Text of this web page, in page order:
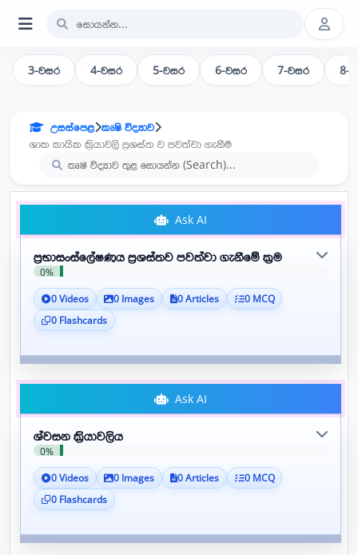
3-වසර 4-වසර 5-වසර 6-වසර 7-වසර 8-
උසස්පෙළ කෘෂි විද්‍යාව
ශාක කායික ක්‍රියාවලි ප්‍රශස්ත ව පවත්වා ගැනීම
Ask AI
ප්‍රභාසංස්ලේෂණය ප්‍රශස්තව පවත්වා ගැනීමේ ක්‍රම
0%
0 Videos 0 Images 0 Articles
0 MCQ
0 Flashcards
Ask AI
ශ්වසන ක්‍රියාවලිය
0%
0 Videos 0 Images 0 Articles
0 MCQ
0 Flashcards